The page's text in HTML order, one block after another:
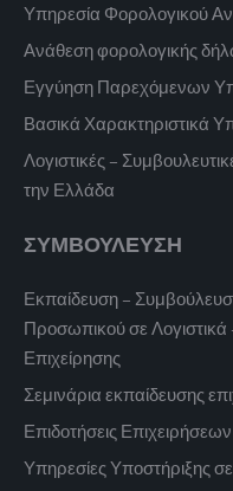
Υπηρεσία Φορολογικού
Ανάθεση φορολογικής
Εγγύηση Παρεχόμενων
Βασικά Χαρακτηριστικά
Λογιστικές –
την Ελλάδα
ΣΥΜΒΟΥΛΕΥΣΗ
Εκπαίδευση –
Προσωπικού σε
Επιχείρησης
Σεμινάρια εκπαίδευσης
Επιδοτήσεις Επιχειρήσεων
Υπηρεσίες Υποστήριξης